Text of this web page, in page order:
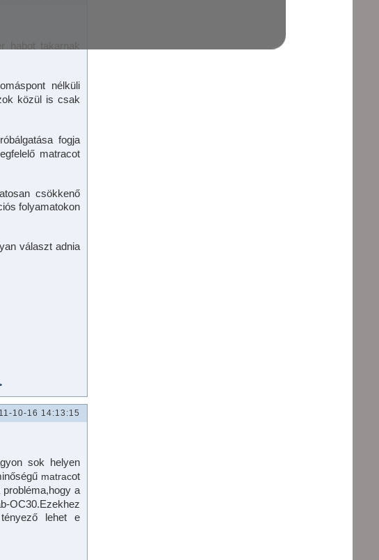
habot takarnak
nélküli
közül is csak
fogja
matracot
csökkenő
folyamatokon
választ adnia
10-16 14:13:15
sok helyen
matracot
a
OC30.Ezekhez
lehet e